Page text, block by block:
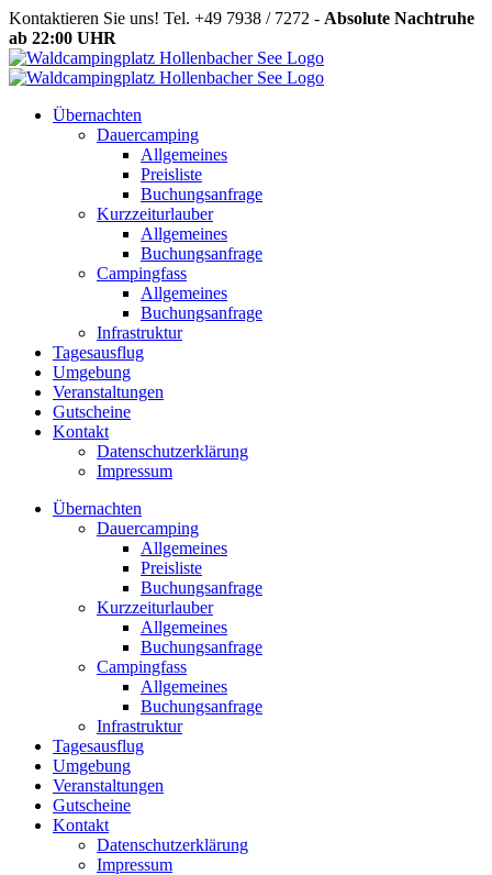
Zum
Inhalt
springen
Kontaktieren Sie uns! Tel. +49 7938 / 7272 - Absolute Nachtruhe
ab 22:00 UHR
Übernachten
Dauercamping
Allgemeines
Preisliste
Buchungsanfrage
Kurzzeiturlauber
Allgemeines
Buchungsanfrage
Campingfass
Allgemeines
Buchungsanfrage
Infrastruktur
Tagesausflug
Umgebung
Veranstaltungen
Gutscheine
Kontakt
Datenschutzerklärung
Impressum
Übernachten
Dauercamping
Allgemeines
Preisliste
Buchungsanfrage
Kurzzeiturlauber
Allgemeines
Buchungsanfrage
Campingfass
Allgemeines
Buchungsanfrage
Infrastruktur
Tagesausflug
Umgebung
Veranstaltungen
Gutscheine
Kontakt
Datenschutzerklärung
Impressum